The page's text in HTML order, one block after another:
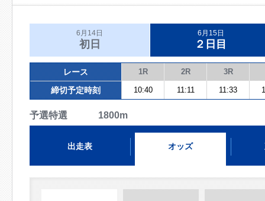
6月14日
初日
6月15日
２日目
レース 1R 2R 3R
締切予定時刻 10:40 11:11 11:33
予選特選 1800m
出走表 オッズ